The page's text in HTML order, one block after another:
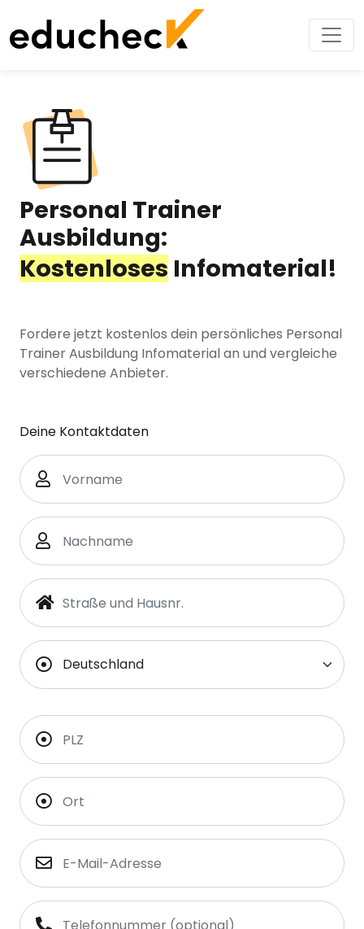
Personal Trainer
Ausbildung:
Kostenloses Infomaterial!
Fordere jetzt kostenlos dein persönliches Personal
Trainer Ausbildung Infomaterial an und vergleiche
verschiedene Anbieter.
Deine Kontaktdaten